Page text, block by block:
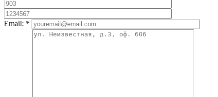
Email: *